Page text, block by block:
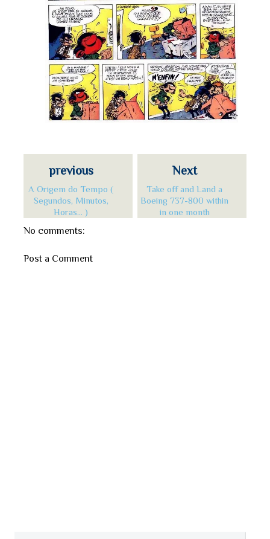
Next
Take off and Land a
Boeing 737-800 within
in one month
previous
A Origem do Tempo (
Segundos, Minutos,
Horas... )
No comments:
Post a Comment